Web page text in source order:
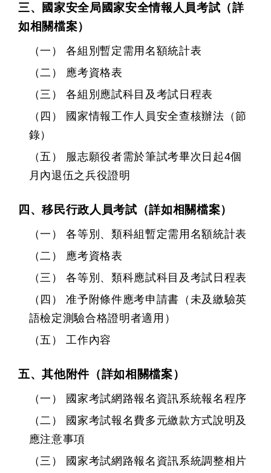
三、國家安全局國家安全情報人員考試（詳
如相關檔案）
（一） 各組別暫定需用名額統計表
（二） 應考資格表
（三） 各組別應試科目及考試日程表
（四） 國家情報工作人員安全查核辦法（節
錄）
（五） 服志願役者需於筆試考畢次日起4個
月內退伍之兵役證明
四、移民行政人員考試（詳如相關檔案）
（一） 各等別、類科組暫定需用名額統計表
（二） 應考資格表
（三） 各等別、類科應試科目及考試日程表
（四） 准予附條件應考申請書（未及繳驗英
語檢定測驗合格證明者適用）
（五） 工作內容
五、其他附件（詳如相關檔案）
（一） 國家考試網路報名資訊系統報名程序
（二） 國家考試報名費多元繳款方式說明及
應注意事項
（三） 國家考試網路報名資訊系統調整相片